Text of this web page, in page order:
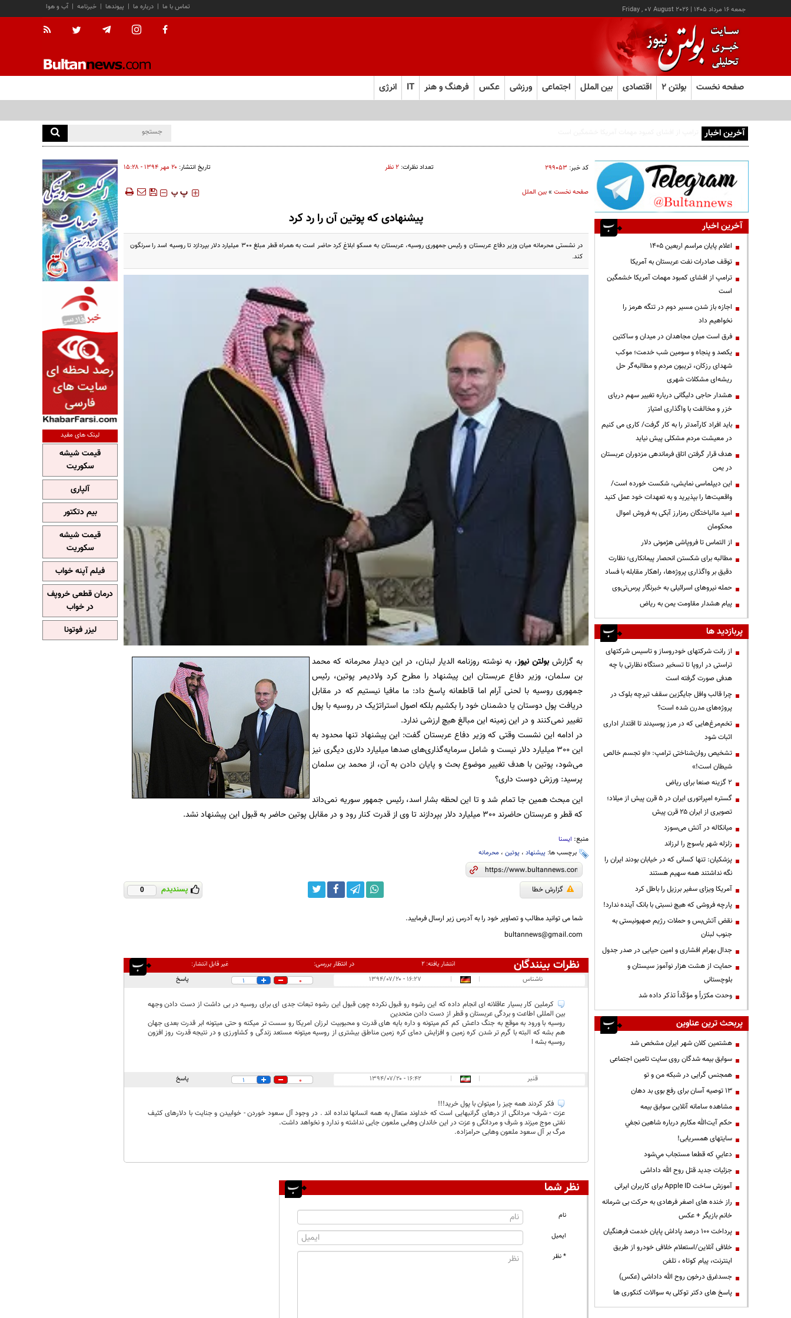
جمعه ۱۶ مرداد ۱۴۰۵ |
Friday , 07 August 2026 آب و هوا | خبرنامه | پیوندها | درباره ما | تماس با ما
صفحه نخست بولتن ۲ اقتصادی بین الملل اجتماعی ورزشی عکس فرهنگ و هنر IT انرژی
آخرین اخبار
کد خبر: ۲۹۹۰۵۳ تعداد نظرات: ۲ نظر تاریخ انتشار: ۲۰ مهر ۱۳۹۴ - ۱۵:۲۸
صفحه نخست»بین الملل ‍‍‍ پ پ
پیشنهادی که پوتین آن را رد کرد
در نشستی محرمانه میان وزیر دفاع عربستان و رئیس جمهوری روسیه، عربستان به مسکو ابلاغ کرد حاضر است به همراه قطر مبلغ 300 میلیارد دلار بپردازد تا روسیه اسد را سرنگون
کند.
به گزارش بولتن نیوز، به نوشته روزنامه الدیار لبنان، در این دیدار محرمانه که محمد
بن سلمان، وزیر دفاع عربستان این پیشنهاد را مطرح کرد ولادیمر پوتین، رئیس
جمهوری روسیه با لحنی آرام اما قاطعانه پاسخ داد: ما مافیا نیستیم که در مقابل
دریافت پول دوستان یا دشمنان خود را بکشیم بلکه اصول استراتژیک در روسیه با پول
تغییر نمی‌کنند و در این زمینه این مبالغ هیچ ارزشی ندارد.
در ادامه این نشست وقتی که وزیر دفاع عربستان گفت: این پیشنهاد تنها محدود به
این 300 میلیارد دلار نیست و شامل سرمایه‌گذاری‌های صدها میلیارد دلاری دیگری نیز
می‌شود، پوتین با هدف تغییر موضوع بحث و پایان دادن به آن، از محمد بن سلمان
پرسید: ورزش دوست داری؟
این مبحث همین جا تمام شد و تا این لحظه بشار اسد، رئیس جمهور سوریه نمی‌داند
که قطر و عربستان حاضرند 300 میلیارد دلار بپردازند تا وی از قدرت کنار رود و در مقابل پوتین حاضر به قبول این پیشنهاد نشد.
منبع: ایسنا
برچسب ها: پیشنهاد، پوتین، محرمانه
گزارش خطا پسندیدم 0
شما می توانید مطالب و تصاویر خود را به آدرس زیر ارسال فرمایید.
bultannews@gmail.com
نظرات بینندگان انتشار یافته:۲ در انتظار بررسی: غیر قابل انتشار:
ناشناس |
| ۱۶:۲۷ - ۱۳۹۴/۰۷/۲۰ 0
1 پاسخ
کرملین کار بسیار عاقلانه ای انجام داده که این رشوه رو قبول نکرده چون قبول این رشوه تبعات جدی ای برای روسیه در بی داشت از دست دادن وجهه
بین المللی اطاعت و بردگی عربستان و قطر از دست دادن متحدین
روسیه با ورود به موقع به جنگ داعش کم کم میتونه و داره بایه های قدرت و محبوبیت لرزان امریکا رو سست تر میکنه و حتی میتونه ابر قدرت بعدی جهان
هم بشه که البته با گرم تر شدن کره زمین و افزایش دمای کره زمین مناطق بیشتری از روسیه میتونه مستعد زندگی و کشاورزی و در نتیجه قدرت روز افزون
روسیه بشه ا
قنبر |
| ۱۶:۴۲ - ۱۳۹۴/۰۷/۲۰ 0
1 پاسخ
فکر کردند همه چیز را میتوان با پول خرید!!!
عزت - شرف- مردانگی از درهای گرانبهایی است که خداوند متعال به همه انسانها نداده اند . در وجود آل سعود خوردن - خوابیدن و جنایت با دلارهای کثیف
نفتی موج میزند و شرف و مردانگی و عزت در این خاندان وهابی ملعون جایی نداشته و ندارد و نخواهد داشت.
مرگ بر آل سعود ملعون وهابی حرامزاده.
نظر شما
نام
ایمیل
* نظر
آخرین اخبار
اعلام پایان مراسم اربعین ۱۴۰۵
توقف صادرات نفت عربستان به آمریکا
ترامپ از افشای کمبود مهمات آمریکا خشمگین
است
اجازه باز شدن مسیر دوم در تنگه هرمز را
نخواهیم داد
فرق است میان مجاهدان در میدان و ساکتین
یکصد و پنجاه و سومین شب خدمت؛ موکب
شهدای رزکان، تریبون مردم و مطالبه‌گر حل
ریشه‌ای مشکلات شهری
هشدار حاجی دلیگانی درباره تغییر سهم دریای
خزر و مخالفت با واگذاری امتیاز
باید افراد کارآمدتر را به کار گرفت/ کاری می کنیم
در معیشت مردم مشکلی پیش نیاید
هدف قرار گرفتن اتاق‌ فرماندهی مزدوران عربستان
در یمن
این دیپلماسی نمایشی، شکست خورده است/
واقعیت‌ها را بپذیرید و به تعهدات خود عمل کنید
امید مالباختگان رمزارز آبکی به فروش اموال
محکومان
از التماس تا فروپاشی هژمونی دلار
مطالبه برای شکستن انحصار پیمانکاری؛ نظارت
دقیق بر واگذاری پروژه‌ها، راهکار مقابله با فساد
حمله نیروهای اسرائیلی به خبرنگار پرس‌تی‌وی
پیام هشدار مقاومت یمن به ریاض
پربازدید ها
از رانت‌ شرکتهای خودروساز و تاسیس شرکتهای
تراستی در اروپا تا تسخیر دستگاه نظارتی با چه
هدفی صورت گرفته است
چرا قالب وافل جایگزین سقف تیرچه بلوک در
پروژه‌های مدرن شده است؟
تخم‌مرغ‌هایی که در مرز پوسیدند تا اقتدار اداری
اثبات شود
تشخیص روان‌شناختی ترامپ: «او تجسم خالص
شیطان است!»
۲ گزینه صنعا برای ریاض
گستره امپراتوری ایران در ۵ قرن پیش از میلاد؛
تصویری از ایران ۲۵ قرن پیش
میانکاله در آتش می‌سوزد
زلزله شهر یاسوج را لرزاند
پزشکیان: تنها کسانی که در خیابان بودند ایران را
نگه نداشتند همه سهیم هستند
آمریکا ویزای سفیر برزیل را باطل کرد
پارچه فروشی که هیچ نسبتی با بانک آینده ندارد!
نقض آتش‌بس و حملات رژیم صهیونیستی به
جنوب لبنان
جدال بهرام افشاری و امین حیایی در صدر جدول
حمایت از هشت هزار نوآموز سیستان و
بلوچستانی
وحدت مکرّراً و مؤکّداً تذکر داده شد
پربحث ترین عناوین
هشتمین کلان شهر ایران مشخص شد
سوابق بیمه شدگان روی سایت تامین اجتماعی
همجنس گرایی در شبکه من و تو
13 توصیه آسان برای رفع بوی بد دهان
مشاهده سامانه آنلاين سوابق بیمه
حكم آيت‌الله مكارم درباره شاهين نجفي
سایتهای همسریابی!
دعايي كه قطعا مستجاب مي‌شود
جزئیات جدید قتل روح الله داداشی
آموزش ساخت Apple ID برای کاربران ایرانی
راز خنده های اصغر فرهادی به حرکت بی شرمانه
خانم بازیگر + عکس
پرداخت ۱۰۰ درصد پاداش پایان خدمت فرهنگیان
خلافی آنلاین/استعلام خلافی خودرو از طریق
اینترنت، پیام کوتاه ، تلفن
جسدغرق درخون روح الله داداشی (عکس)
پاسخ های دکتر توکلی به سوالات کنکوری ها
لینک های مفید
قیمت شیشه
سکوریت
آلپاری
بیم دتکتور
قیمت شیشه
سکوریت
فیلم آپنه خواب
درمان قطعی خروپف
در خواب
لیزر فوتونا